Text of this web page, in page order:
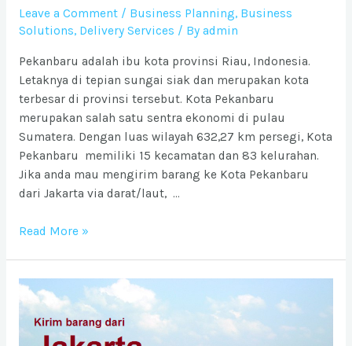
Leave a Comment / Business Planning, Business
Solutions, Delivery Services / By admin
Pekanbaru adalah ibu kota provinsi Riau, Indonesia.
Letaknya di tepian sungai siak dan merupakan kota
terbesar di provinsi tersebut. Kota Pekanbaru
merupakan salah satu sentra ekonomi di pulau
Sumatera. Dengan luas wilayah 632,27 km persegi, Kota
Pekanbaru memiliki 15 kecamatan dan 83 kelurahan.
Jika anda mau mengirim barang ke Kota Pekanbaru
dari Jakarta via darat/laut, …
Ongkos
ke
Kota
Pekanbaru
Read More »